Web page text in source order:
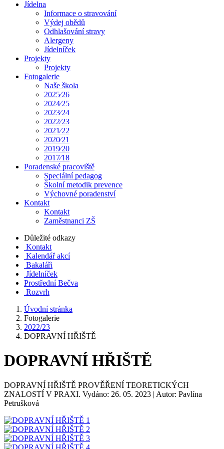
Jídelna
Informace o stravování
Výdej obědů
Odhlašování stravy
Alergeny
Jídelníček
Projekty
Projekty
Fotogalerie
Naše škola
2025⁄26
2024⁄25
2023⁄24
2022⁄23
2021⁄22
2020⁄21
2019⁄20
2017⁄18
Poradenské pracoviště
Speciální pedagog
Školní metodik prevence
Výchovné poradenství
Kontakt
Kontakt
Zaměstnanci ZŠ
Důležité odkazy
Kontakt
Kalendář akcí
Bakaláři
Jídelníček
Prostřední Bečva
Rozvrh
Úvodní stránka
Fotogalerie
2022/23
DOPRAVNÍ HŘIŠTĚ
DOPRAVNÍ HŘIŠTĚ
DOPRAVNÍ HŘIŠTĚ PROVĚŘENÍ TEORETICKÝCH
ZNALOSTÍ V PRAXI. Vydáno: 26. 05. 2023 | Autor: Pavlína
Petrušková